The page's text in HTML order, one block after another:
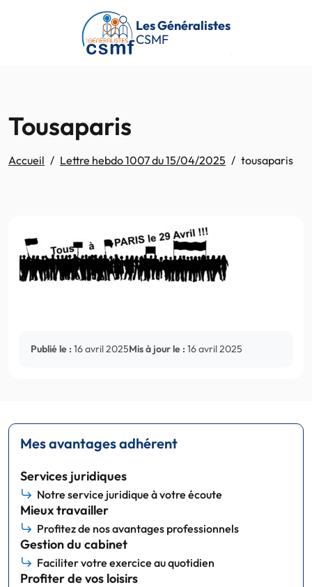
Passer au contenu principal
Les Généralistes
CSMF
Tousaparis
Accueil Lettre hebdo 1007 du 15/04/2025 tousaparis
Publié le : 16 avril 2025Mis à jour le : 16 avril 2025
Mes avantages adhérent
Services juridiques
Notre service juridique à votre écoute
Mieux travailler
Profitez de nos avantages professionnels
Gestion du cabinet
Faciliter votre exercice au quotidien
Profiter de vos loisirs